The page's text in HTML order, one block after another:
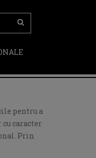
pentru a
caracter
Prin